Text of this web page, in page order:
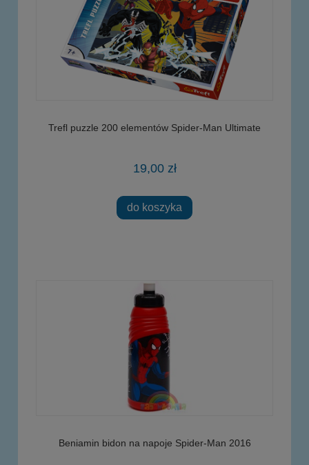
Trefl puzzle 200 elementów Spider-Man Ultimate
19,00 zł
do koszyka
Beniamin bidon na napoje Spider-Man 2016